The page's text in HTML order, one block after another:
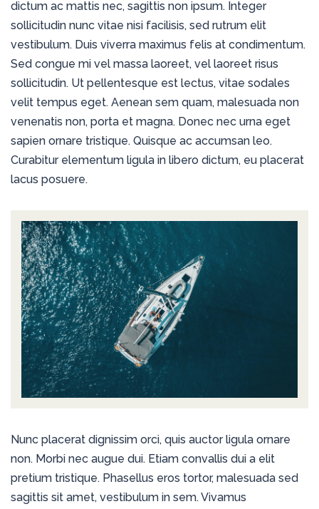
dictum ac mattis nec, sagittis non ipsum. Integer
sollicitudin nunc vitae nisi facilisis, sed rutrum elit
vestibulum. Duis viverra maximus felis at condimentum.
Sed congue mi vel massa laoreet, vel laoreet risus
sollicitudin. Ut pellentesque est lectus, vitae sodales
velit tempus eget. Aenean sem quam, malesuada non
venenatis non, porta et magna. Donec nec urna eget
sapien ornare tristique. Quisque ac accumsan leo.
Curabitur elementum ligula in libero dictum, eu placerat
lacus posuere.
Nunc placerat dignissim orci, quis auctor ligula ornare
non. Morbi nec augue dui. Etiam convallis dui a elit
pretium tristique. Phasellus eros tortor, malesuada sed
sagittis sit amet, vestibulum in sem. Vivamus